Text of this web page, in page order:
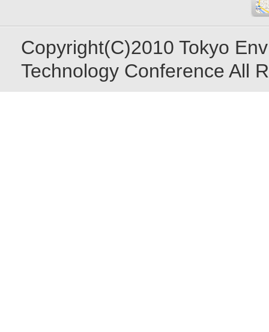
Copyright(C)2010 Tokyo
Technology Conference All